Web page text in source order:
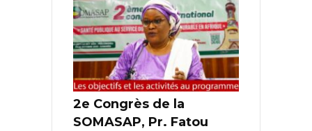
2e Congrès de la
SOMASAP, Pr. Fatou